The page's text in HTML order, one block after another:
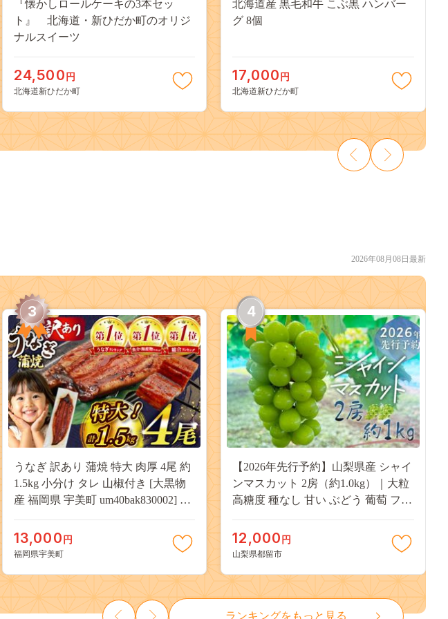
『懐かしロールケーキの3本セッ
ト』 北海道・新ひだか町のオリジ
ナルスイーツ
24,500 円
北海道新ひだか町
北海道産 黒毛和牛 こぶ黒 ハンバー
グ 8個
17,000 円
北海道新ひだか町
2026年08月08日最新
3
うなぎ 訳あり 蒲焼 特大 肉厚 4尾 約
1.5kg 小分け タレ 山椒付き [大黒物
産 福岡県 宇美町 um40bak830002] 不
うなぎ蒲焼 鰻蒲焼き 蒲焼き かば焼
き 真空パック 個包装 冷凍 13000
13,000 円
福岡県宇美町
4
【2026年先行予約】山梨県産 シャイ
ンマスカット 2房（約1.0kg）｜大粒
高糖度 種なし 甘い ぶどう 葡萄 フル
JX003
12,000 円
山梨県都留市
ランキングをもっと見る